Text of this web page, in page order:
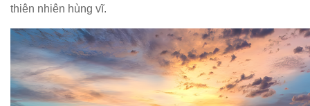
thiên nhiên hùng vĩ.